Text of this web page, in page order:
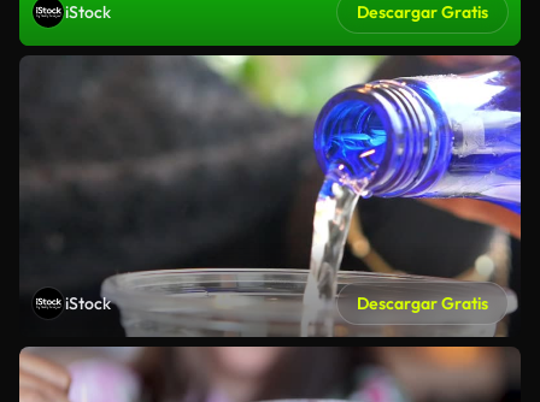
iStock Descargar Gratis
iStock Descargar Gratis